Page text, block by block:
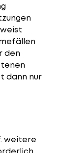
den
dann nur
weitere